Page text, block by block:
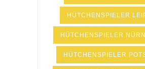
HÜTCHENSPIELER
HÜTCHENSPIELER
HÜTCHENSPIELER